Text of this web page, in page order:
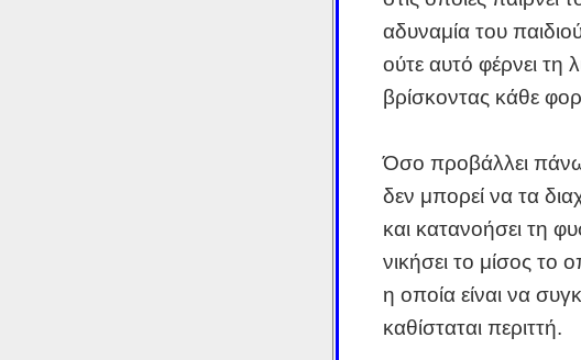
αδυναμία του
ούτε αυτό φέρνει τη
βρίσκοντας κάθε
Όσο προβάλλει
δεν μπορεί να τα
και κατανοήσει τη
νικήσει το μίσος το
η οποία είναι να
καθίσταται περιττή.